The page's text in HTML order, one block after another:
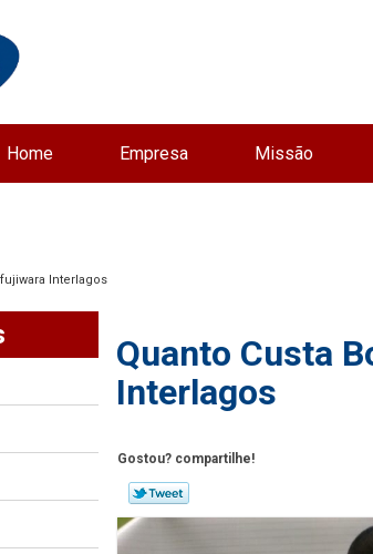
Home Empresa Missão
Interlagos
Quanto Custa
Interlagos
Gostou? compartilhe!